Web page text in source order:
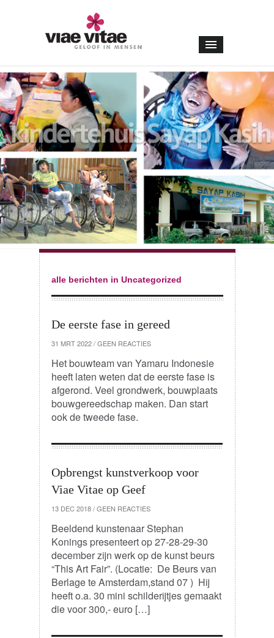
alle berichten in Uncategorized
De eerste fase in gereed
31 MRT 2022 / GEEN REACTIES
Het bouwteam van Yamaru Indonesie
heeft laten weten dat de eerste fase is
afgerond. Veel grondwerk, bouwplaats
bouwgereedschap maken. Dan start
ook de tweede fase.
Opbrengst kunstverkoop voor
Viae Vitae op Geef
13 DEC 2018 / GEEN REACTIES
Beeldend kunstenaar Stephan
Konings presenteert op 27-28-29-30
december zijn werk op de kunst beurs
“This Art Fair”. (Locatie: De Beurs van
Berlage te Amsterdam,stand 07 ) Hij
heeft o.a. 30 mini schilderijtjes gemaakt
die voor 300,- euro […]